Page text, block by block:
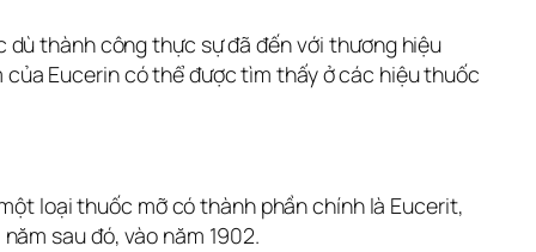
thành công thực sự đã đến với thương hiệu
của Eucerin có thể được tìm thấy ở các hiệu thuốc
loại thuốc mỡ có thành phần chính là Eucerit,
sau đó, vào năm 1902.